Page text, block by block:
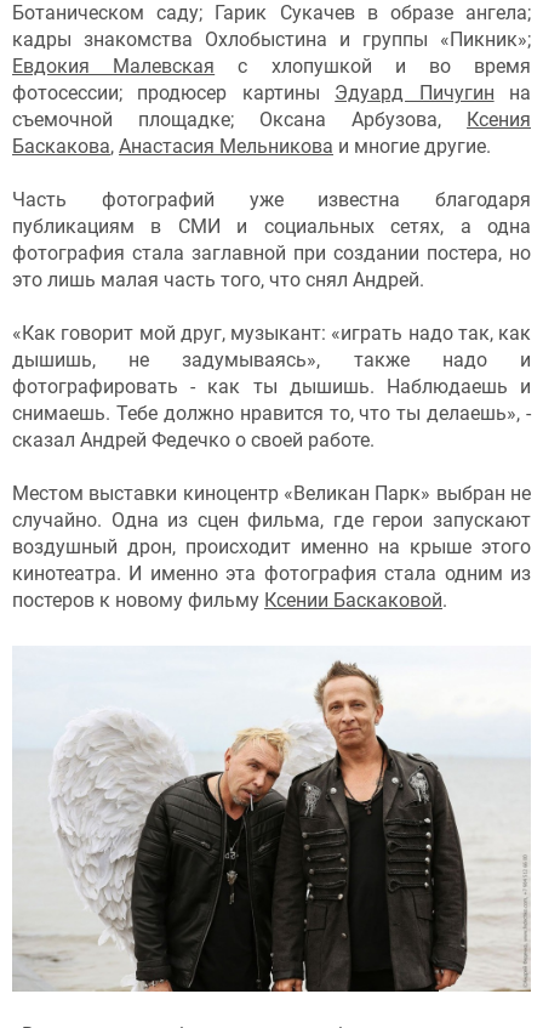
Ботаническом саду; Гарик Сукачев в образе ангела;
кадры знакомства Охлобыстина и группы «Пикник»;
Евдокия Малевская с хлопушкой и во время
фотосессии; продюсер картины Эдуард Пичугин на
съемочной площадке; Оксана Арбузова, Ксения
Баскакова, Анастасия Мельникова и многие другие.
Часть фотографий уже известна благодаря
публикациям в СМИ и социальных сетях, а одна
фотография стала заглавной при создании постера, но
это лишь малая часть того, что снял Андрей.
«Как говорит мой друг, музыкант: «играть надо так, как
дышишь, не задумываясь», также надо и
фотографировать - как ты дышишь. Наблюдаешь и
снимаешь. Тебе должно нравится то, что ты делаешь», -
сказал Андрей Федечко о своей работе.
Местом выставки киноцентр «Великан Парк» выбран не
случайно. Одна из сцен фильма, где герои запускают
воздушный дрон, происходит именно на крыше этого
кинотеатра. И именно эта фотография стала одним из
постеров к новому фильму Ксении Баскаковой.